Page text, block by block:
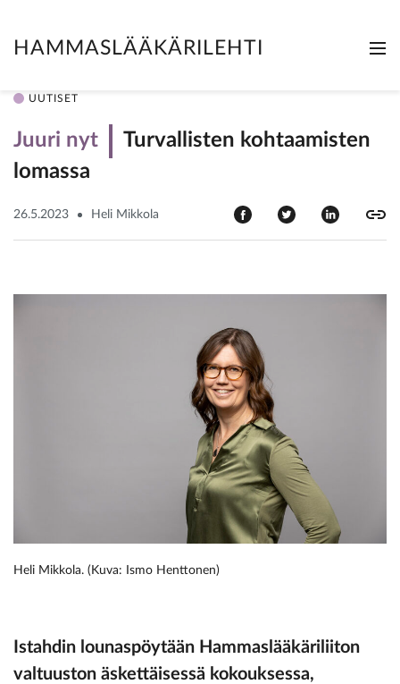
HAMMASLÄÄKÄRILEHTI
UUTISET
Juuri nyt
Turvallisten kohtaamisten
lomassa
26.5.2023 Heli Mikkola
Heli Mikkola. (Kuva: Ismo Henttonen)
Istahdin lounaspöytään Hammaslääkäriliiton
valtuuston äskettäisessä kokouksessa,